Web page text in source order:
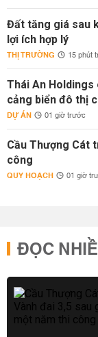
Đất tăng giá sau
lợi ích hợp lý
THỊ TRƯỜNG 15 phút
Thái An Holdings
cảng biển đô thị
DỰ ÁN 01 giờ trước
Cầu Thượng Cát
công
QUY HOẠCH 01 giờ
ĐỌC